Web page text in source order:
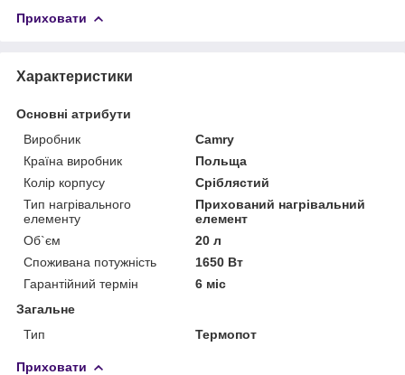
Приховати
Характеристики
Основні атрибути
Виробник
Camry
Країна виробник
Польща
Колір корпусу
Сріблястий
Тип нагрівального
елементу
Прихований нагрівальний
елемент
Об`єм
20 л
Споживана потужність
1650 Вт
Гарантійний термін
6 міс
Загальне
Тип
Термопот
Приховати